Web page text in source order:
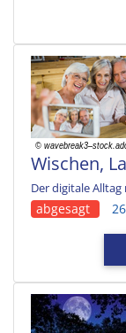
Wischen,
Der digitale
abgesagt